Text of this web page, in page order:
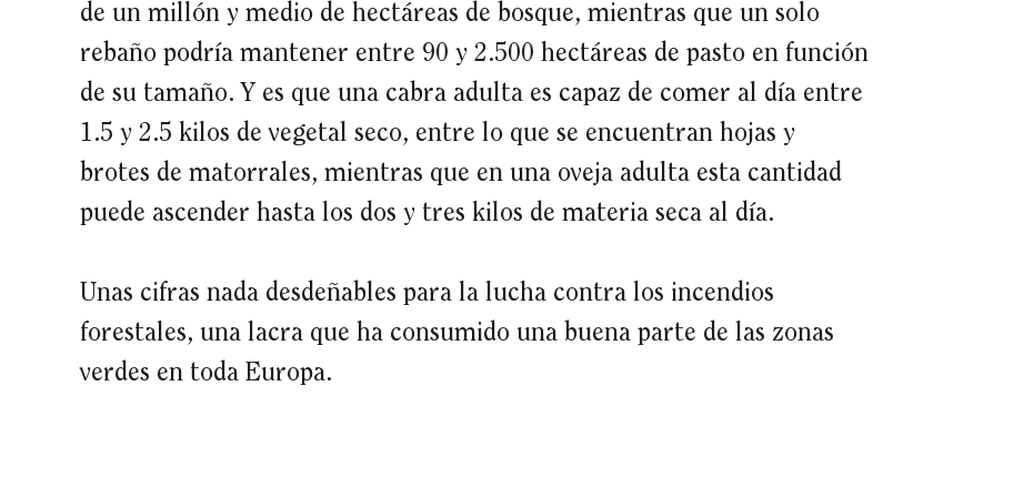
de un millón y medio de hectáreas de bosque, mientras que un solo
rebaño podría mantener entre 90 y 2.500 hectáreas de pasto en función
de su tamaño. Y es que una cabra adulta es capaz de comer al día entre
1.5 y 2.5 kilos de vegetal seco, entre lo que se encuentran hojas y
brotes de matorrales, mientras que en una oveja adulta esta cantidad
puede ascender hasta los dos y tres kilos de materia seca al día.
Unas cifras nada desdeñables para la lucha contra los incendios
forestales, una lacra que ha consumido una buena parte de las zonas
verdes en toda Europa.